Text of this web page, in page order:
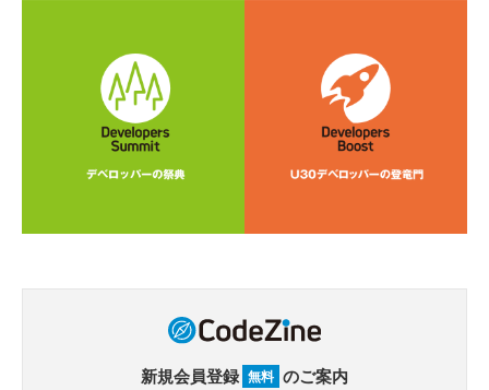
新規会員登録 無料 のご案内